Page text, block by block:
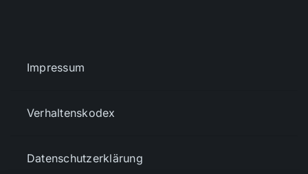
Impressum
Verhaltenskodex
Datenschutzerklärung